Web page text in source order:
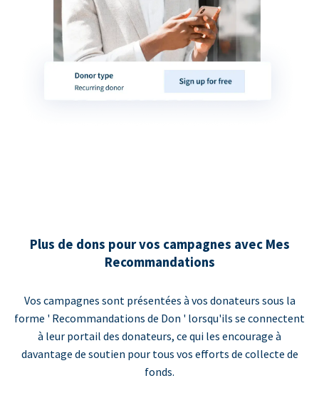
Plus de dons pour vos campagnes avec Mes
Recommandations
Vos campagnes sont présentées à vos donateurs sous la
forme ' Recommandations de Don ' lorsqu'ils se connectent
à leur portail des donateurs, ce qui les encourage à
davantage de soutien pour tous vos efforts de collecte de
fonds.